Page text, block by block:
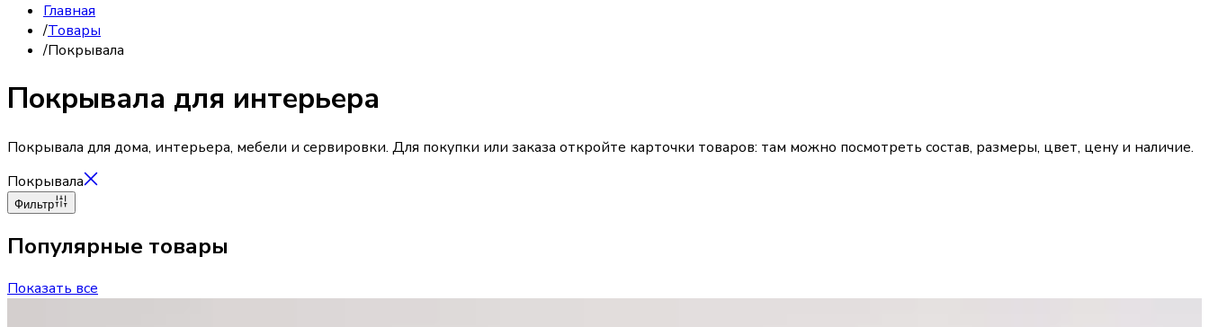
Главная
/Товары
/Покрывала
Покрывала для интерьера
Покрывала для дома, интерьера, мебели и сервировки. Для покупки или заказа откройте карточки товаров: там можно посмотреть состав, размеры, цвет, цену и наличие.
Покрывала
Фильтр
Популярные товары
Показать все